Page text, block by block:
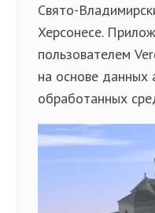
Свято-
Херсонесе.
пользователем
на основе данных
обработанных